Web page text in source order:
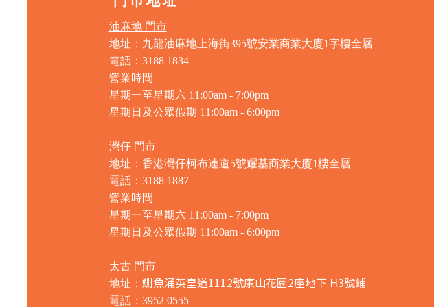
油麻地 門市
地址：九龍油麻地上海街395號安業商業大廈1字樓全層
電話：3188 1834
營業時間
星期一至星期六 11:00am - 7:00pm
星期日及公眾假期 11:00am - 6:00pm
灣仔 門市
地址：香港灣仔柯布連道5號耀基商業大廈1樓全層
電話：3188 1887
營業時間
星期一至星期六 11:00am - 7:00pm
星期日及公眾假期 11:00am - 6:00pm
太古 門市
地址： 鰂魚涌英皇道1112號康山花園2座地下 H3號鋪
電話：3952 0555